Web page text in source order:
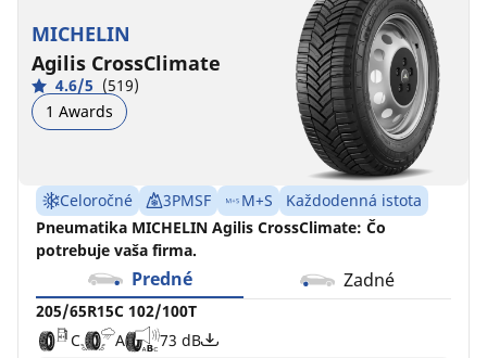
MICHELIN
Agilis CrossClimate
4.6/5 (519)
1 Awards
Celoročné 3PMSF M+S
Každodenná istota
Pneumatika MICHELIN Agilis CrossClimate: Čo
potrebuje vaša firma.
Predné Zadné
205/65R15C 102/100T
C
A 73 dB
C
A
C
A